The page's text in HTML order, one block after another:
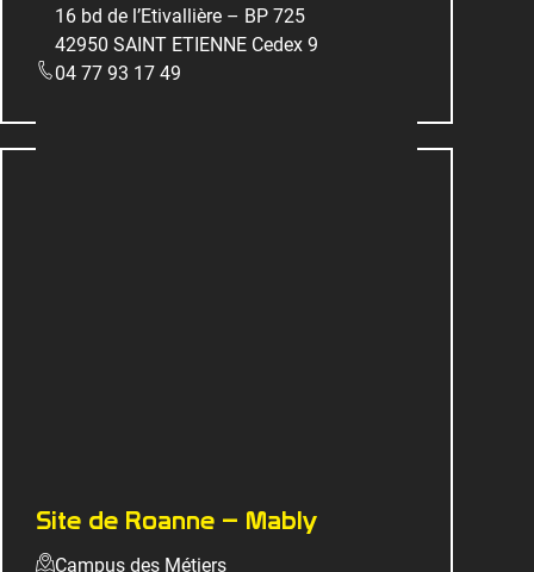
16 bd de l’Etivallière – BP 725
42950 SAINT ETIENNE Cedex 9
04 77 93 17 49
Site de Roanne – Mably
Campus des Métiers